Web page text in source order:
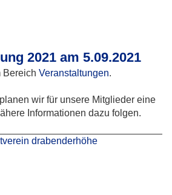
2021 am 5.09.2021
Bereich Veranstaltungen.
wir für unsere Mitglieder eine
Informationen dazu folgen.
drabenderhöhe